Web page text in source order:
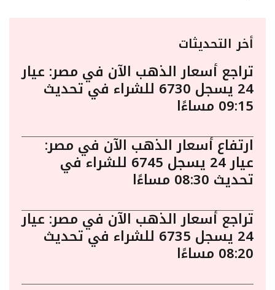
أخر التحديثات
تراجع أسعار الذهب الآن في مصر: عيار
24 يسجل 6730 للشراء في تحديث
09:15 مساءًا
ارتفاع أسعار الذهب الآن في مصر:
عيار 24 يسجل 6745 للشراء في
تحديث 08:30 مساءًا
تراجع أسعار الذهب الآن في مصر: عيار
24 يسجل 6735 للشراء في تحديث
08:20 مساءًا